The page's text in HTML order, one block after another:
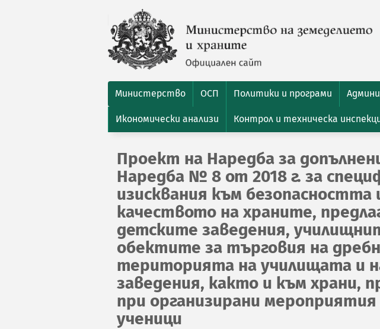
Министерство ОСП Политики и програми
Икономически анализи Контрол и техническа
Проект на Наредба за
Наредба № 8 от 2018 г. за
изисквания към безопасността
качеството на храните,
детските заведения,
обектите за търговия на
територията на училищата и
заведения, както и към храни,
при организирани мероприятия
ученици